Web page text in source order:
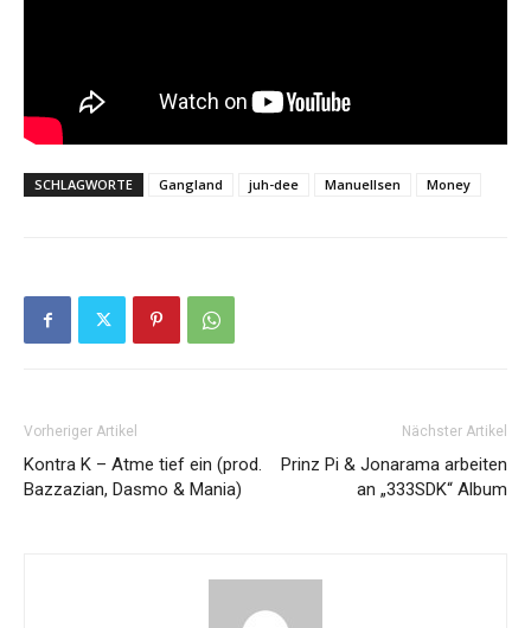
SCHLAGWORTE Gangland juh-dee Manuellsen Money
Vorheriger Artikel
Kontra K – Atme tief ein (prod.
Bazzazian, Dasmo & Mania)
Nächster Artikel
Prinz Pi & Jonarama arbeiten
an „333SDK“ Album